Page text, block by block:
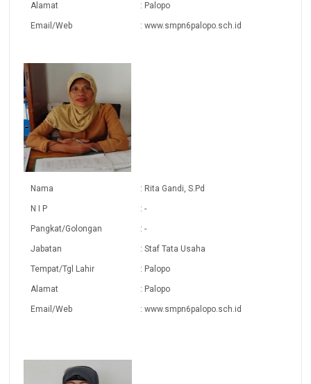
Alamat : Palopo
Email/Web : www.smpn6palopo.sch.id
Nama : Rita Gandi, S.Pd
N I P : -
Pangkat/Golongan : -
Jabatan : Staf Tata Usaha
Tempat/Tgl Lahir : Palopo
Alamat : Palopo
Email/Web : www.smpn6palopo.sch.id